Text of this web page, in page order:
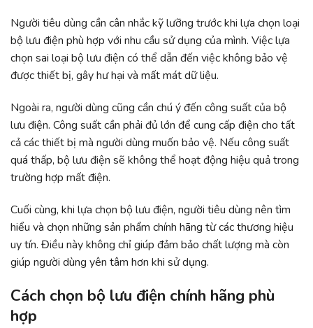
Người tiêu dùng cần cân nhắc kỹ lưỡng trước khi lựa chọn loại
bộ lưu điện phù hợp với nhu cầu sử dụng của mình. Việc lựa
chọn sai loại bộ lưu điện có thể dẫn đến việc không bảo vệ
được thiết bị, gây hư hại và mất mát dữ liệu.
Ngoài ra, người dùng cũng cần chú ý đến công suất của bộ
lưu điện. Công suất cần phải đủ lớn để cung cấp điện cho tất
cả các thiết bị mà người dùng muốn bảo vệ. Nếu công suất
quá thấp, bộ lưu điện sẽ không thể hoạt động hiệu quả trong
trường hợp mất điện.
Cuối cùng, khi lựa chọn bộ lưu điện, người tiêu dùng nên tìm
hiểu và chọn những sản phẩm chính hãng từ các thương hiệu
uy tín. Điều này không chỉ giúp đảm bảo chất lượng mà còn
giúp người dùng yên tâm hơn khi sử dụng.
Cách chọn bộ lưu điện chính hãng phù
hợp